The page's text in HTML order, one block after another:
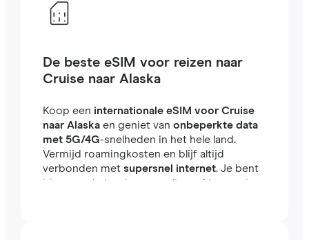
De beste eSIM voor reizen naar
Cruise naar Alaska
Koop een internationale eSIM voor Cruise
naar Alaskaen geniet van onbeperkte data
met 5G/4G-snelheden in het hele land.
Vermijd roamingkosten en blijf altijd
verbonden met supersnel internet. Je bent
binnen enkele minuten online, of je nu reist